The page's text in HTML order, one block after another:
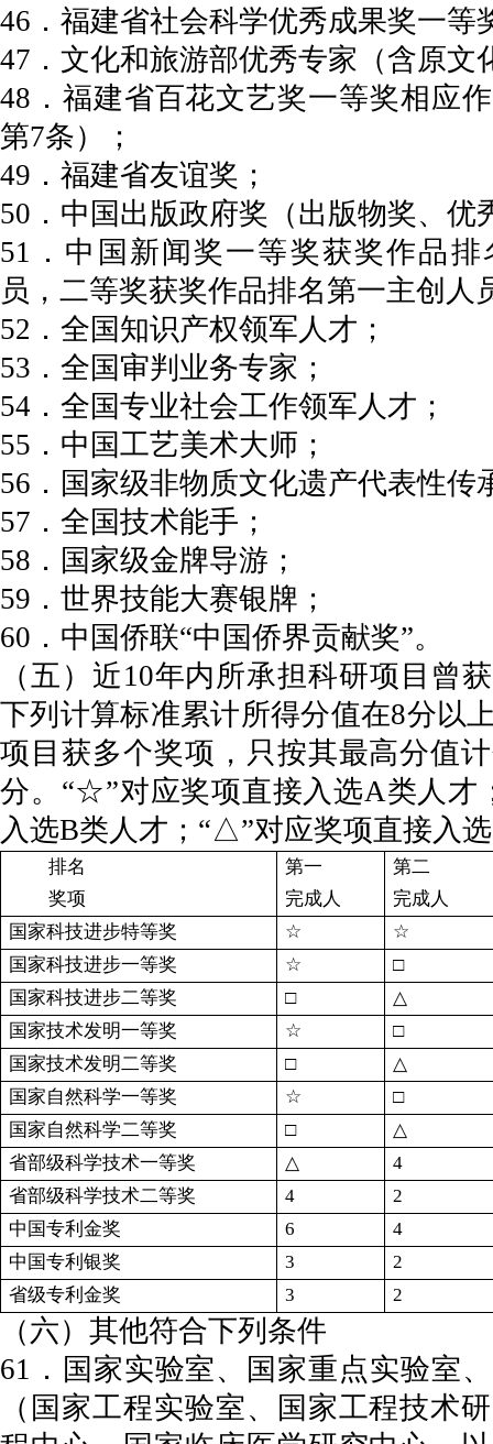
46．福建省社会科学优秀成果奖一等
47．文化和旅游部优秀专家（含原文
48．福建省百花文艺奖一等奖相应
第7条）；
49．福建省友谊奖；
50．中国出版政府奖（出版物奖、优
51．中国新闻奖一等奖获奖作品
员，二等奖获奖作品排名第一主创人
52．全国知识产权领军人才；
53．全国审判业务专家；
54．全国专业社会工作领军人才；
55．中国工艺美术大师；
56．国家级非物质文化遗产代表性传
57．全国技术能手；
58．国家级金牌导游；
59．世界技能大赛银牌；
60．中国侨联“中国侨界贡献奖”。
（五）近10年内所承担科研项目曾
下列计算标准累计所得分值在8分以
项目获多个奖项，只按其最高分值
分。“☆”对应奖项直接入选A类人才
入选B类人才；“△”对应奖项直接入
排名
奖项
第一
完成人
第二
完成人
国家科技进步特等奖
☆
☆
国家科技进步一等奖
☆
□
国家科技进步二等奖
□
△
国家技术发明一等奖
☆
□
国家技术发明二等奖
□
△
国家自然科学一等奖
☆
□
国家自然科学二等奖
□
△
省部级科学技术一等奖
△
4
省部级科学技术二等奖
4
2
中国专利金奖
6
4
中国专利银奖
3
2
省级专利金奖
3 2
（六）其他符合下列条件
61．国家实验室、国家重点实验室
（国家工程实验室、国家工程技术